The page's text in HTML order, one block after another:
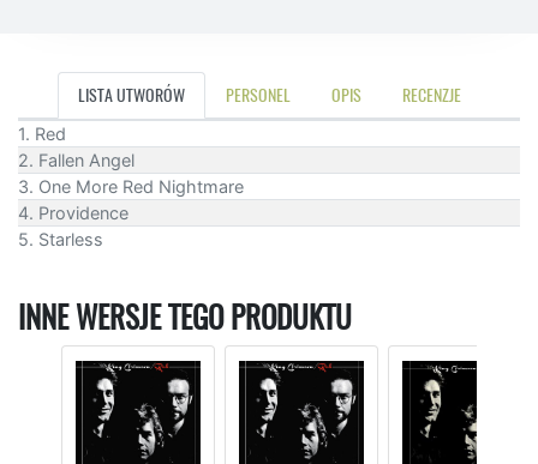
LISTA UTWORÓW PERSONEL OPIS RECENZJE
1. Red
2. Fallen Angel
3. One More Red Nightmare
4. Providence
5. Starless
INNE WERSJE TEGO PRODUKTU